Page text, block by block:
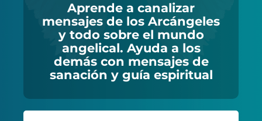
Aprende a canalizar
mensajes de los Arcángeles
y todo sobre el mundo
angelical. Ayuda a los
demás con mensajes de
sanación y guía espiritual